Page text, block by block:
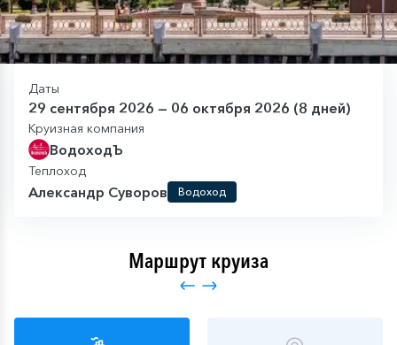
Даты
29 сентября 2026 — 06 октября 2026 (8 дней)
Круизная компания
ВодоходЪ
Теплоход
Александр Суворов Водоход
Маршрут круиза